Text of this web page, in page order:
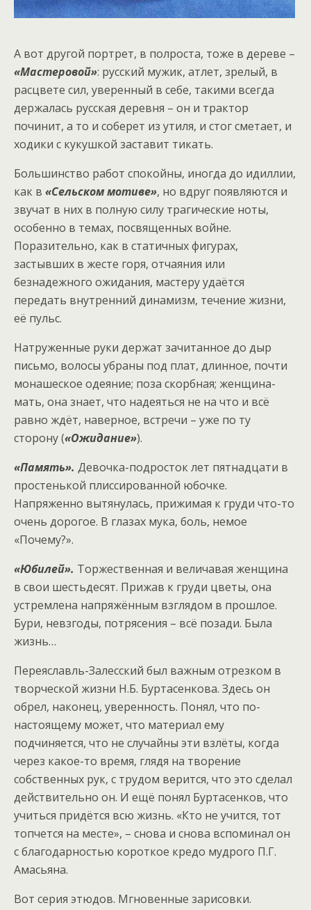
А вот другой портрет, в полроста, тоже в дереве –
«Мастеровой»: русский мужик, атлет, зрелый, в
расцвете сил, уверенный в себе, такими всегда
держалась русская деревня – он и трактор
починит, а то и соберет из утиля, и стог сметает, и
ходики с кукушкой заставит тикать.
Большинство работ спокойны, иногда до идиллии,
как в «Сельском мотиве», но вдруг появляются и
звучат в них в полную силу трагические ноты,
особенно в темах, посвященных войне.
Поразительно, как в статичных фигурах,
застывших в жесте горя, отчаяния или
безнадежного ожидания, мастеру удаётся
передать внутренний динамизм, течение жизни,
её пульс.
Натруженные руки держат зачитанное до дыр
письмо, волосы убраны под плат, длинное, почти
монашеское одеяние; поза скорбная; женщина-
мать, она знает, что надеяться не на что и всё
равно ждёт, наверное, встречи – уже по ту
сторону («Ожидание»).
«Память». Девочка-подросток лет пятнадцати в
простенькой плиссированной юбочке.
Напряженно вытянулась, прижимая к груди что-то
очень дорогое. В глазах мука, боль, немое
«Почему?».
«Юбилей». Торжественная и величавая женщина
в свои шестьдесят. Прижав к груди цветы, она
устремлена напряжённым взглядом в прошлое.
Бури, невзгоды, потрясения – всё позади. Была
жизнь…
Переяславль-Залесский был важным отрезком в
творческой жизни Н.Б. Буртасенкова. Здесь он
обрел, наконец, уверенность. Понял, что по-
настоящему может, что материал ему
подчиняется, что не случайны эти взлёты, когда
через какое-то время, глядя на творение
собственных рук, с трудом верится, что это сделал
действительно он. И ещё понял Буртасенков, что
учиться придётся всю жизнь. «Кто не учится, тот
топчется на месте», – снова и снова вспоминал он
с благодарностью короткое кредо мудрого П.Г.
Амасьяна.
Вот серия этюдов. Мгновенные зарисовки.